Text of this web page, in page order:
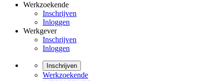
Werkzoekende
Inschrijven
Inloggen
Werkgever
Inschrijven
Inloggen
Inschrijven
Werkzoekende